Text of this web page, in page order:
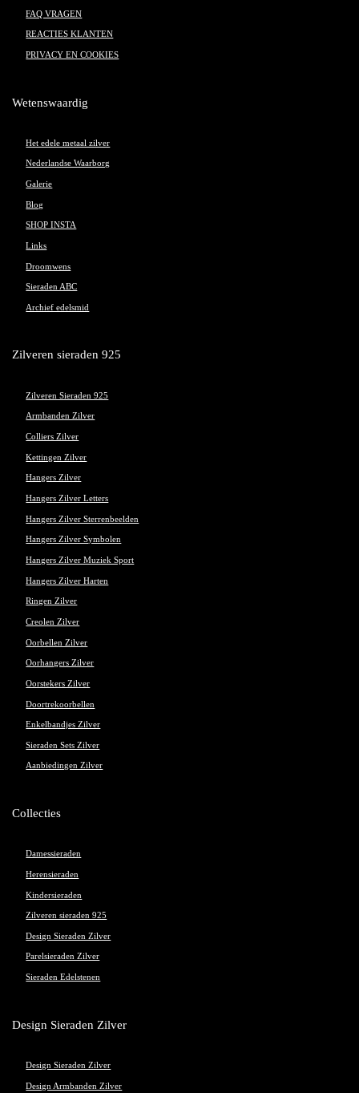
FAQ VRAGEN
REACTIES KLANTEN
PRIVACY EN COOKIES
Wetenswaardig
Het edele metaal zilver
Nederlandse Waarborg
Galerie
Blog
SHOP INSTA
Links
Droomwens
Sieraden ABC
Archief edelsmid
Zilveren sieraden 925
Zilveren Sieraden 925
Armbanden Zilver
Colliers Zilver
Kettingen Zilver
Hangers Zilver
Hangers Zilver Letters
Hangers Zilver Sterrenbeelden
Hangers Zilver Symbolen
Hangers Zilver Muziek Sport
Hangers Zilver Harten
Ringen Zilver
Creolen Zilver
Oorbellen Zilver
Oorhangers Zilver
Oorstekers Zilver
Doortrekoorbellen
Enkelbandjes Zilver
Sieraden Sets Zilver
Aanbiedingen Zilver
Collecties
Damessieraden
Herensieraden
Kindersieraden
Zilveren sieraden 925
Design Sieraden Zilver
Parelsieraden Zilver
Sieraden Edelstenen
Design Sieraden Zilver
Design Sieraden Zilver
Design Armbanden Zilver